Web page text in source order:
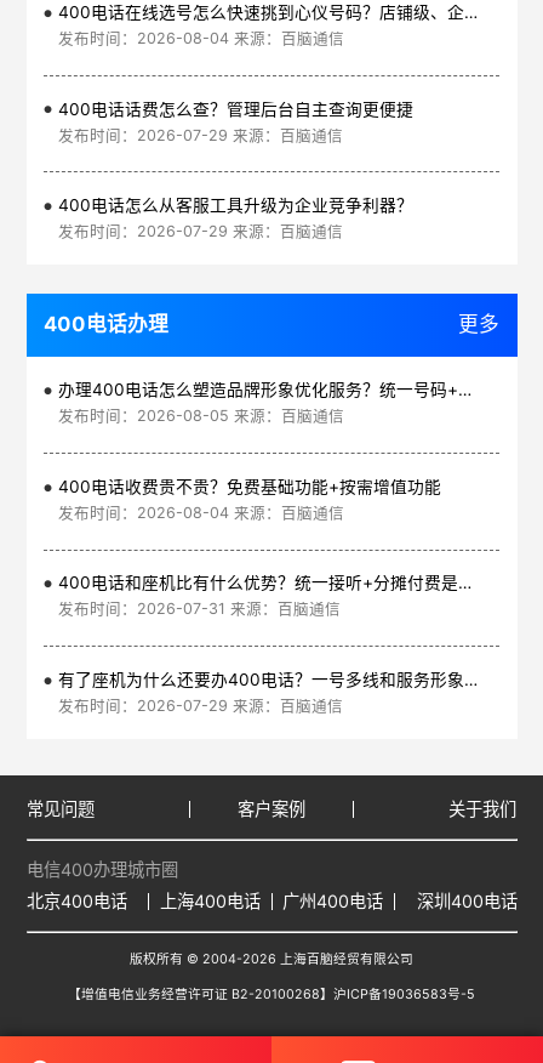
400电话在线选号怎么快速挑到心仪号码？店铺级、企业级、集团级一次看清
发布时间：2026-08-04 来源：百脑通信
400电话话费怎么查？管理后台自主查询更便捷
发布时间：2026-07-29 来源：百脑通信
400电话怎么从客服工具升级为企业竞争利器？
发布时间：2026-07-29 来源：百脑通信
400电话办理 更多
办理400电话怎么塑造品牌形象优化服务？统一号码+智能管理平台
发布时间：2026-08-05 来源：百脑通信
400电话收费贵不贵？免费基础功能+按需增值功能
发布时间：2026-08-04 来源：百脑通信
400电话和座机比有什么优势？统一接听+分摊付费是核心
发布时间：2026-07-31 来源：百脑通信
有了座机为什么还要办400电话？一号多线和服务形象是核心
发布时间：2026-07-29 来源：百脑通信
常见问题 客户案例 关于我们
电信400办理城市圈
北京400电话
上海400电话 广州400电话 深圳400电话
版权所有 © 2004-2026 上海百脑经贸有限公司
【增值电信业务经营许可证 B2-20100268】 沪ICP备19036583号-5